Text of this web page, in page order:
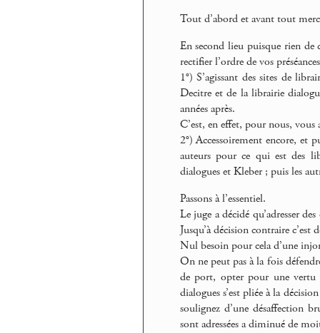
Tout d’abord et avant tout
En second lieu puisque rien de
rectifier l’ordre de vos
1°) S’agissant des sites de
Decitre et de la librairie
années après.
C’est, en effet, pour nous, vous
2°) Accessoirement encore, et
auteurs pour ce qui est des
dialogues et Kleber ; puis les
Passons à l’essentiel.
Le juge a décidé qu’adresser
Jusqu’à décision contraire
Nul besoin pour cela d’une
On ne peut pas à la fois
de port, opter pour une vertu
dialogues s’est pliée à la
soulignez d’une désaffection
sont adressées a diminué de